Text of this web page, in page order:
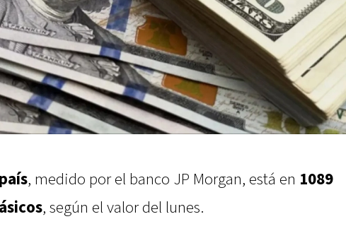
, medido por el banco JP Morgan, está en 1089
, según el valor del lunes.